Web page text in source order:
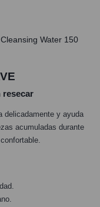
resecar
delicadamente y ayuda
acumuladas durante